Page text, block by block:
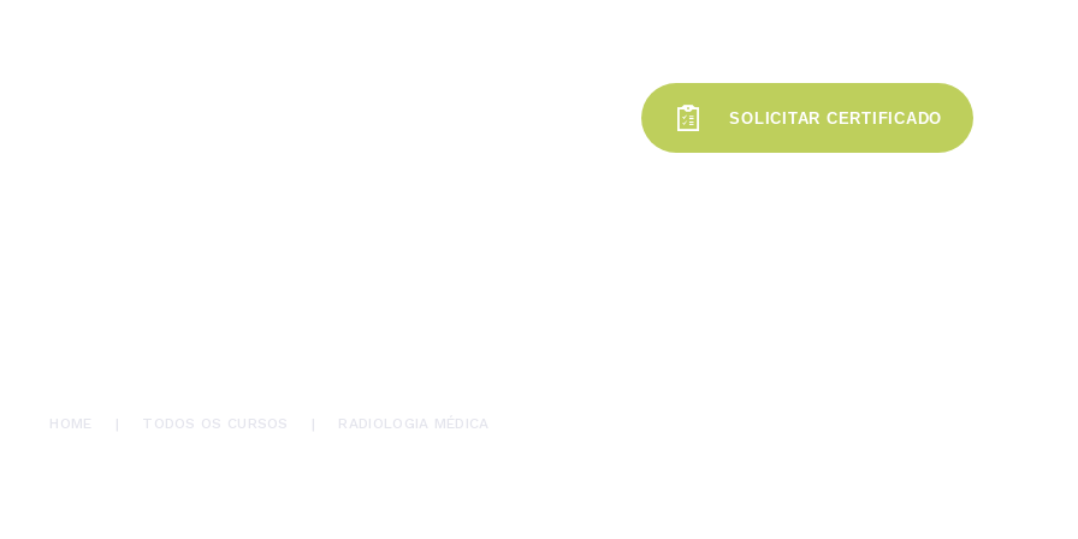
SOLICITAR CERTIFICADO
HOME TODOS OS CURSOS RADIOLOGIA MÉDICA